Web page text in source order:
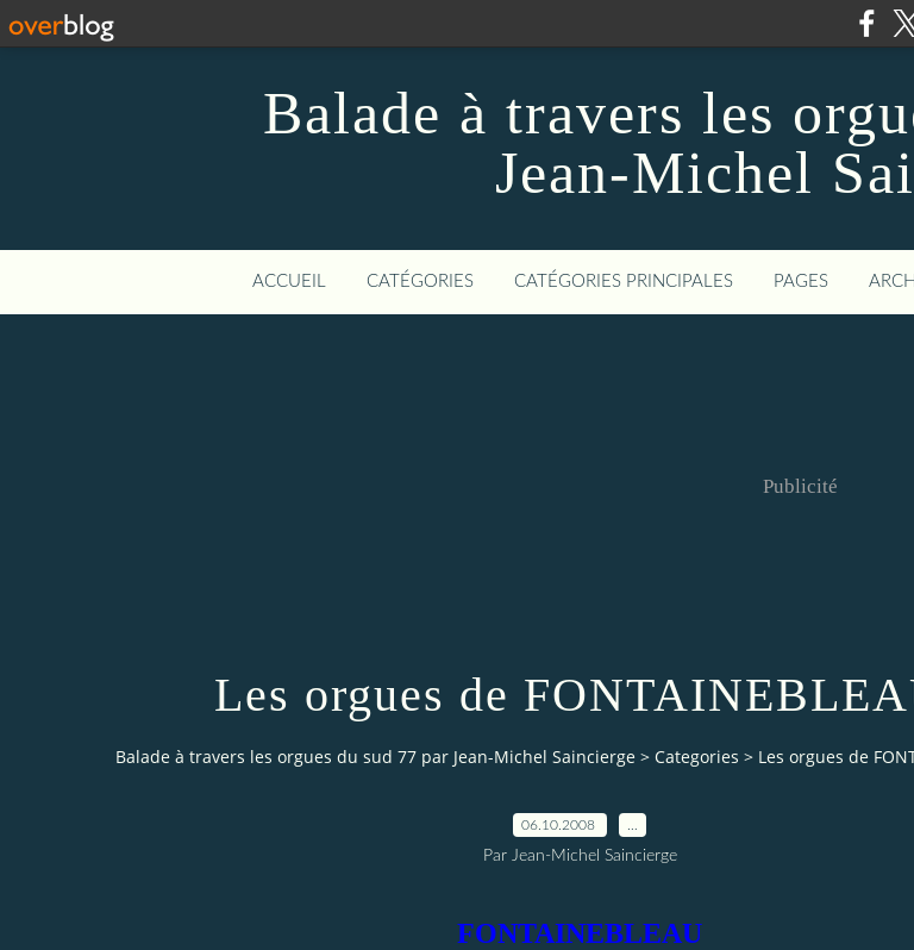
Balade à travers les
Jean-Michel
ACCUEIL CATÉGORIES CATÉGORIES PRINCIPALES PAGES
Publicité
Les orgues de
Balade à travers les orgues du sud 77 par Jean-Michel Saincierge > Categories > Les orgues de
06.10.2008
Par Jean-Michel Saincierge
FONTAINEBLEAU